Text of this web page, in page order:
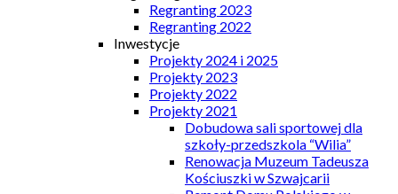
Regranting 2023
Regranting 2022
Inwestycje
Projekty 2024 i 2025
Projekty 2023
Projekty 2022
Projekty 2021
Dobudowa sali sportowej dla
szkoły-przedszkola “Wilia”
Renowacja Muzeum Tadeusza
Kościuszki w Szwajcarii